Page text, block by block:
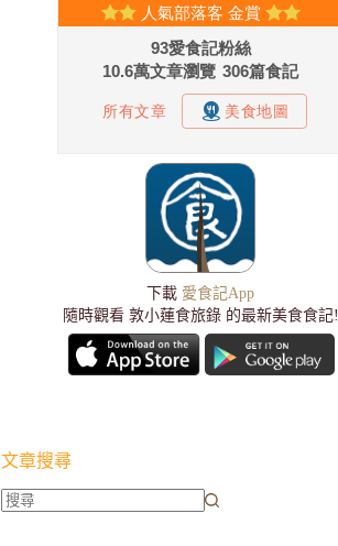
下載 愛食記App
隨時觀看 敦小蓮食旅錄 的最新美食食記!
文章搜尋